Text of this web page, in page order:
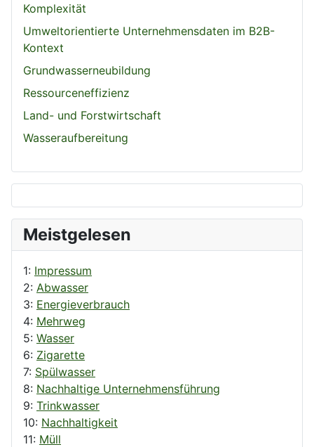
Komplexität
Umweltorientierte Unternehmensdaten im B2B-
Kontext
Grundwasserneubildung
Ressourceneffizienz
Land- und Forstwirtschaft
Wasseraufbereitung
Meistgelesen
1: Impressum
2: Abwasser
3: Energieverbrauch
4: Mehrweg
5: Wasser
6: Zigarette
7: Spülwasser
8: Nachhaltige Unternehmensführung
9: Trinkwasser
10: Nachhaltigkeit
11: Müll